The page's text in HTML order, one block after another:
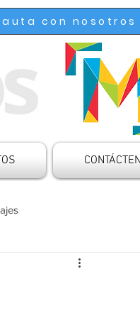
con nosotros
Articulaciones